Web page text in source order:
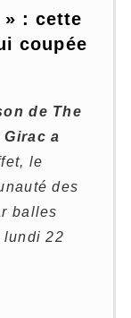
» : cette
coupée
de The
Girac a
le
des
balles
lundi 22